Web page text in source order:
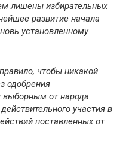
лишены избирательных
развитие начала
установленному
чтобы никакой
одобрения
выборным от народа
участия в
поставленных от